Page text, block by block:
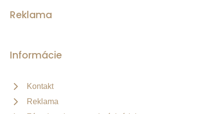
Reklama
Informácie
Kontakt
Reklama